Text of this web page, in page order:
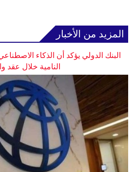
المزيد من الأخبار
البنك الدولي يؤكد أن الذكاء
النامية خلال عقد